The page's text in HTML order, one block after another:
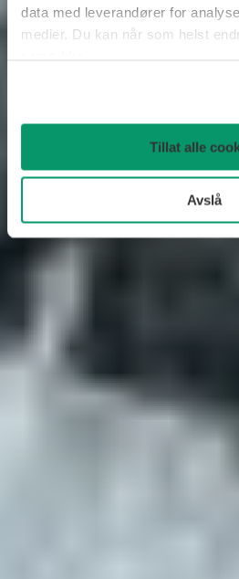
data med leverandører for
medier. Du kan når som helst
Tillat alle
Avslå